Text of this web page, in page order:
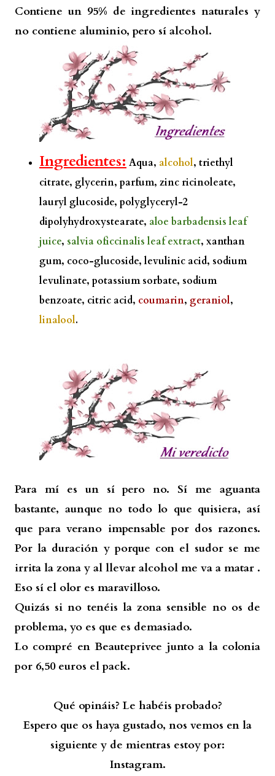
Contiene un 95% de ingredientes naturales y
no contiene aluminio, pero sí alcohol.
Ingredientes: Aqua, alcohol, triethyl
citrate, glycerin, parfum, zinc ricinoleate,
lauryl glucoside, polyglyceryl-2
dipolyhydroxystearate, aloe barbadensis leaf
juice, salvia oficcinalis leaf extract, xanthan
gum, coco-glucoside, levulinic acid, sodium
levulinate, potassium sorbate, sodium
benzoate, citric acid, coumarin, geraniol,
linalool.
Para mí es un sí pero no. Sí me aguanta
bastante, aunque no todo lo que quisiera, así
que para verano impensable por dos razones.
Por la duración y porque con el sudor se me
irrita la zona y al llevar alcohol me va a matar .
Eso sí el olor es maravilloso.
Quizás si no tenéis la zona sensible no os de
problema, yo es que es demasiado.
Lo compré en Beauteprivee junto a la colonia
por 6,50 euros el pack.
Qué opináis? Le habéis probado?
Espero que os haya gustado, nos vemos en la
siguiente y de mientras estoy por:
Instagram.